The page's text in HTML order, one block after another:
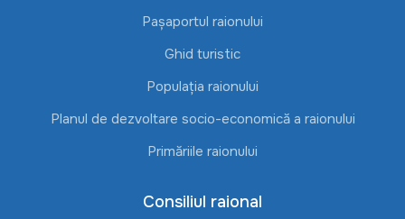
Pașaportul raionului
Ghid turistic
Populația raionului
Planul de dezvoltare socio-economică a raionului
Primăriile raionului
Consiliul raional